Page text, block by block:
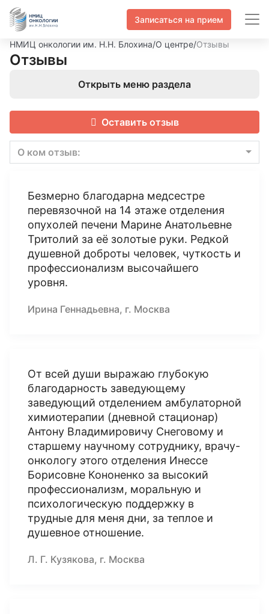
Записаться на прием
НМИЦ онкологии им. Н.Н. Блохина/О центре/Отзывы
Отзывы
Открыть меню раздела
Оставить отзыв
О ком отзыв:
Безмерно благодарна медсестре
перевязочной на 14 этаже отделения
опухолей печени Марине Анатольевне
Тритолий за её золотые руки. Редкой
душевной доброты человек, чуткость и
профессионализм высочайшего
уровня.
Ирина Геннадьевна, г. Москва
От всей души выражаю глубокую
благодарность заведующему
заведующий отделением амбулаторной
химиотерапии (дневной стационар)
Антону Владимировичу Снеговому и
старшему научному сотруднику, врачу-
онкологу этого отделения Инессе
Борисовне Кононенко за высокий
профессионализм, моральную и
психологическую поддержку в
трудные для меня дни, за теплое и
душевное отношение.
Л. Г. Кузякова, г. Москва